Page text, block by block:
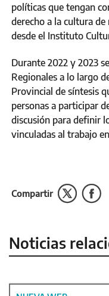
políticas que tengan
derecho a la cultura
desde el Instituto
Durante 2022 y 2023
Regionales a lo largo
Provincial de síntesis
personas a participar
discusión para definir
vinculadas al trabajo
Compartir
Noticias